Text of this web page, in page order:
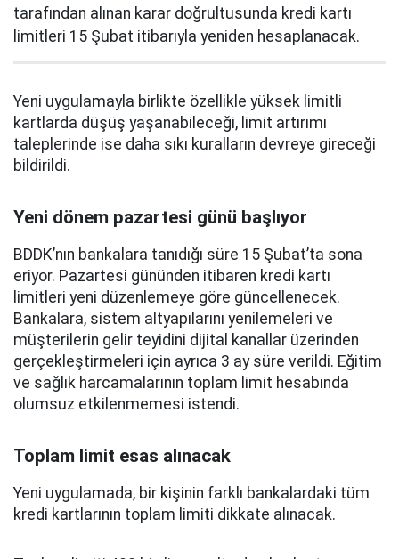
tarafından alınan karar doğrultusunda kredi kartı
limitleri 15 Şubat itibarıyla yeniden hesaplanacak.
Yeni uygulamayla birlikte özellikle yüksek limitli
kartlarda düşüş yaşanabileceği, limit artırımı
taleplerinde ise daha sıkı kuralların devreye gireceği
bildirildi.
Yeni dönem pazartesi günü başlıyor
BDDK’nın bankalara tanıdığı süre 15 Şubat’ta sona
eriyor. Pazartesi gününden itibaren kredi kartı
limitleri yeni düzenlemeye göre güncellenecek.
Bankalara, sistem altyapılarını yenilemeleri ve
müşterilerin gelir teyidini dijital kanallar üzerinden
gerçekleştirmeleri için ayrıca 3 ay süre verildi. Eğitim
ve sağlık harcamalarının toplam limit hesabında
olumsuz etkilenmemesi istendi.
Toplam limit esas alınacak
Yeni uygulamada, bir kişinin farklı bankalardaki tüm
kredi kartlarının toplam limiti dikkate alınacak.